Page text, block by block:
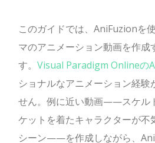
このガイドでは、AniFuzionを
マのアニメーション動画を作成
す。Visual Paradigm Onlineの
ショナルなアニメーション経験
せん。例に近い動画——スケル
ケットを着たキャラクターが不
シーン——を作成しながら、